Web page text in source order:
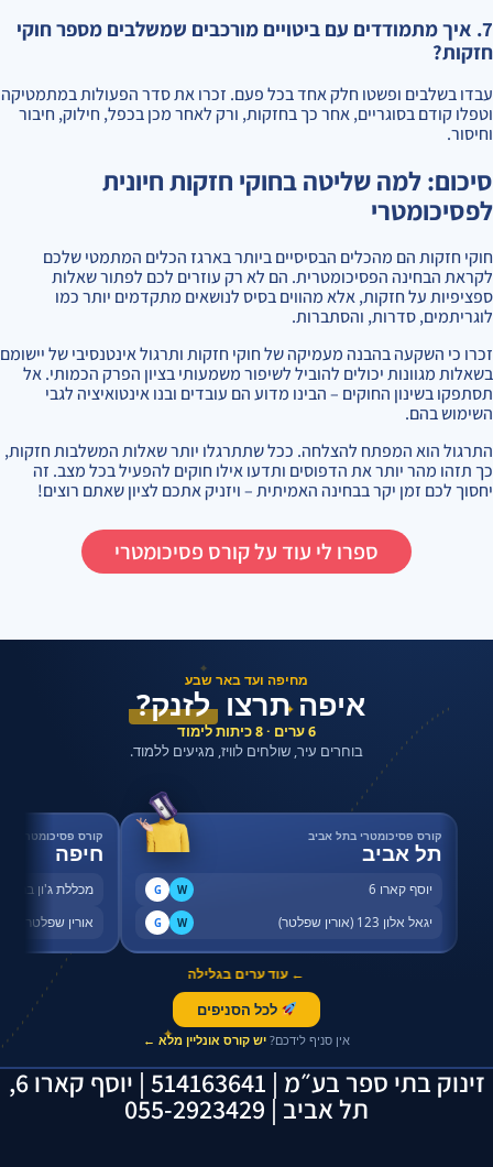
7. איך מתמודדים עם ביטויים מורכבים שמשלבים מספר חוקי
חזקות?
עבדו בשלבים ופשטו חלק אחד בכל פעם. זכרו את סדר הפעולות במתמטיקה
וטפלו קודם בסוגריים, אחר כך בחזקות, ורק לאחר מכן בכפל, חילוק, חיבור
וחיסור.
סיכום: למה שליטה בחוקי חזקות חיונית
לפסיכומטרי
חוקי חזקות הם מהכלים הבסיסיים ביותר בארגז הכלים המתמטי שלכם
לקראת הבחינה הפסיכומטרית. הם לא רק עוזרים לכם לפתור שאלות
ספציפיות על חזקות, אלא מהווים בסיס לנושאים מתקדמים יותר כמו
לוגריתמים, סדרות, והסתברות.
זכרו כי השקעה בהבנה מעמיקה של חוקי חזקות ותרגול אינטנסיבי של יישומם
בשאלות מגוונות יכולים להוביל לשיפור משמעותי בציון הפרק הכמותי. אל
תסתפקו בשינון החוקים – הבינו מדוע הם עובדים ובנו אינטואיציה לגבי
השימוש בהם.
התרגול הוא המפתח להצלחה. ככל שתתרגלו יותר שאלות המשלבות חזקות,
כך תזהו מהר יותר את הדפוסים ותדעו אילו חוקים להפעיל בכל מצב. זה
יחסוך לכם זמן יקר בבחינה האמיתית – ויזניק אתכם לציון שאתם רוצים!
ספרו לי עוד על קורס פסיכומטרי
✦
✦
✦
מחיפה ועד באר שבע
איפה תרצולזנק?
6 ערים · 8 כיתות לימוד
בוחרים עיר, שולחים לוויז, מגיעים ללמוד.
קורס פסיכומטרי בתל אביב
תל אביב
יוסף קארו 6 W
G
יגאל אלון 123 (אורין שפלטר) W
G
קורס פסיכומטרי
חיפה
מכללת ג'ון
אורין שפלטר,
← עוד ערים בגלילה
לכל הסניפים
אין סניף לידכם? יש קורס אונליין מלא ←
זינוק בתי ספר בע״מ | 514163641 | יוסף קארו 6,
תל אביב | 055-2923429